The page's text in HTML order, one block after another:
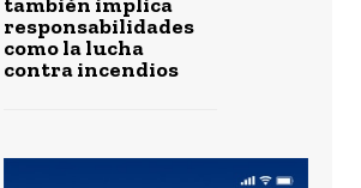
responsabilidades
como la lucha
contra incendios